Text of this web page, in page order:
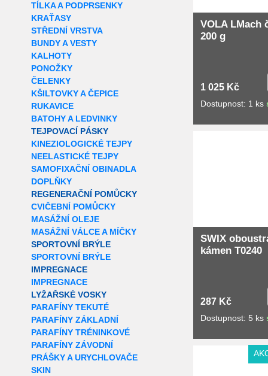
TÍLKA A PODPRSENKY
KRAŤASY
STŘEDNÍ VRSTVA
BUNDY A VESTY
KALHOTY
PONOŽKY
ČELENKY
KŠILTOVKY A ČEPICE
RUKAVICE
BATOHY A LEDVINKY
TEJPOVACÍ PÁSKY
KINEZIOLOGICKÉ TEJPY
NEELASTICKÉ TEJPY
SAMOFIXAČNÍ OBINADLA
DOPLŇKY
REGENERAČNÍ POMŮCKY
CVIČEBNÍ POMŮCKY
MASÁŽNÍ OLEJE
MASÁŽNÍ VÁLCE A MÍČKY
SPORTOVNÍ BRÝLE
SPORTOVNÍ BRÝLE
IMPREGNACE
IMPREGNACE
LYŽAŘSKÉ VOSKY
PARAFÍNY TEKUTÉ
PARAFÍNY ZÁKLADNÍ
PARAFÍNY TRÉNINKOVÉ
PARAFÍNY ZÁVODNÍ
PRÁŠKY A URYCHLOVAČE
SKIN
VOLA LMach
200 g
1 025 Kč
Dostupnost: 1 ks
SWIX
kámen T0240
287 Kč
Dostupnost: 5 ks